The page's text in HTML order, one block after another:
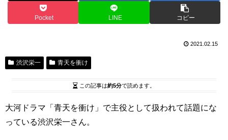
Pocket LINE コピー
2021.02.15
渋沢栄一 青天を衝け
この記事は約5分で読めます。
大河ドラマ「青天を衝け」で主役として扱われて話題にな
っている渋沢栄一さん。